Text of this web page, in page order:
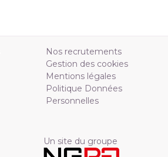
Nos recrutements
Gestion des cookies
Mentions légales
Politique Données
Personnelles
Un site du groupe